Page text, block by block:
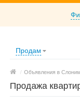
Продам
/ Объявления в
Продажа